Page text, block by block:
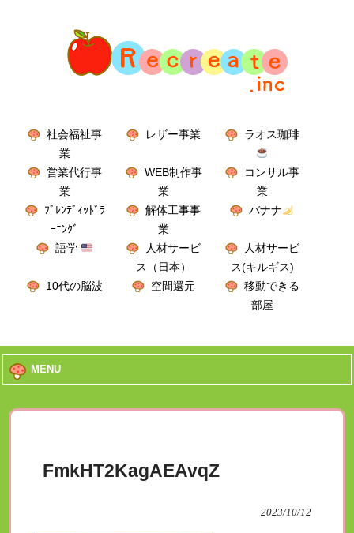
社会福祉事
業
レザー事業 ラオス珈琲
営業代行事
業
WEB制作事
業
コンサル事
業
ﾌﾞﾚﾝﾃﾞｨｯﾄﾞﾗ
ｰﾆﾝｸﾞ
解体工事事
業
バナナ
語学
人材サービ
ス（日本）
人材サービ
ス(キルギス)
10代の脳波
空間還元
移動できる
部屋
MENU
FmkHT2KagAEAvqZ
2023/10/12